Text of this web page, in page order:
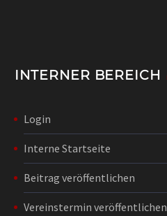
INTERNER BEREICH
Login
Interne Startseite
Beitrag veröffentlichen
Vereinstermin veröffentlichen